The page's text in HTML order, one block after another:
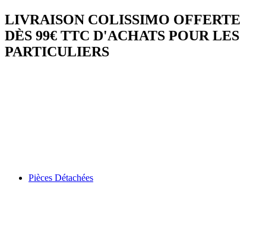
LIVRAISON COLISSIMO OFFERTE
DÈS 99€ TTC D'ACHATS POUR LES
PARTICULIERS
Pièces Détachées